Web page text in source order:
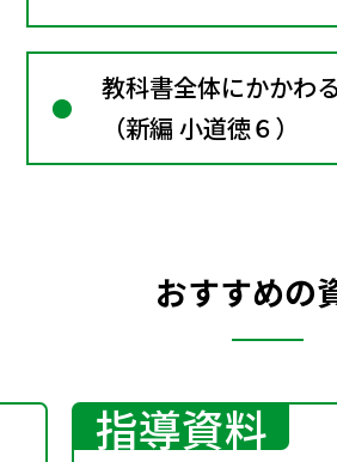
教科書全体にかかわ
（新編 小道徳６）
おすすめの
指導資料